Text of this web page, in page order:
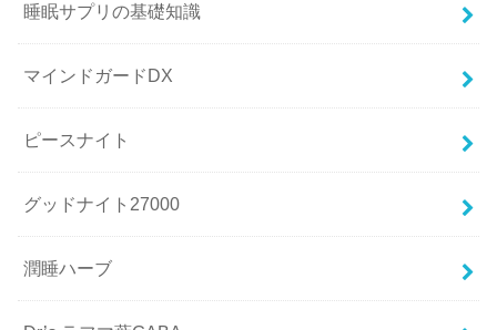
睡眠サプリの基礎知識
マインドガードDX
ピースナイト
グッドナイト27000
潤睡ハーブ